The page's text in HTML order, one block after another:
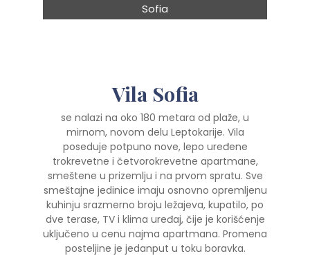
Sofia
Vila Sofia
se nalazi na oko 180 metara od plaže, u
mirnom, novom delu Leptokarije. Vila
poseduje potpuno nove, lepo uređene
trokrevetne i četvorokrevetne apartmane,
smeštene u prizemlju i na prvom spratu. Sve
smeštajne jedinice imaju osnovno opremljenu
kuhinju srazmerno broju ležajeva, kupatilo, po
dve terase, TV i klima uređaj, čije je korišćenje
uključeno u cenu najma apartmana. Promena
posteljine je jedanput u toku boravka.